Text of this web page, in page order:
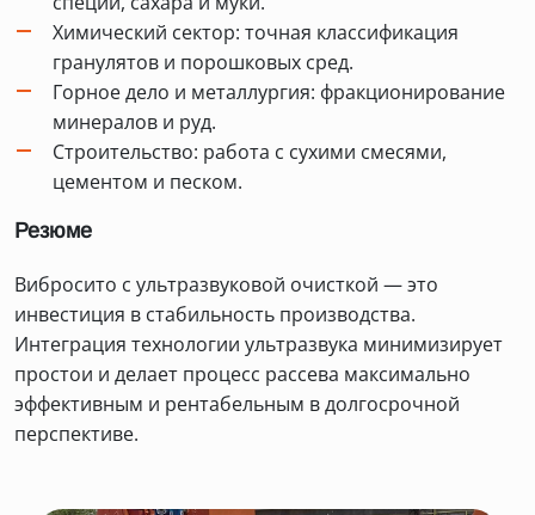
Химический сектор: точная классификация
гранулятов и порошковых сред.
Горное дело и металлургия: фракционирование
минералов и руд.
Строительство: работа с сухими смесями,
цементом и песком.
Резюме
Вибросито с ультразвуковой очисткой — это
инвестиция в стабильность производства.
Интеграция технологии ультразвука минимизирует
простои и делает процесс рассева максимально
эффективным и рентабельным в долгосрочной
перспективе.